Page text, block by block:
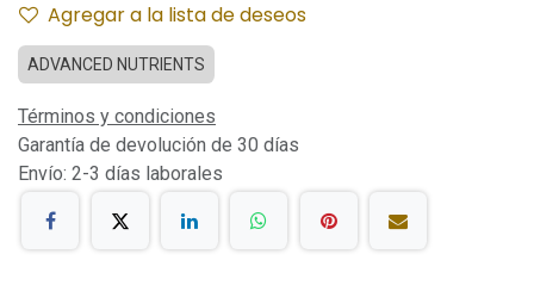
Agregar a la lista de deseos
ADVANCED NUTRIENTS
Términos y condiciones
Garantía de devolución de 30 días
Envío: 2-3 días laborales